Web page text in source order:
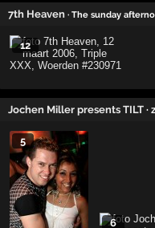
7th Heaven · The sunday
12
Jochen Miller presents TILT ·
5
6